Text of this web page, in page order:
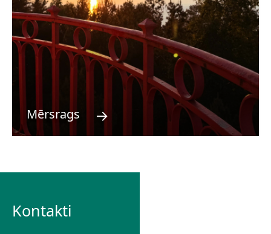
Mērsrags →
Kontakti